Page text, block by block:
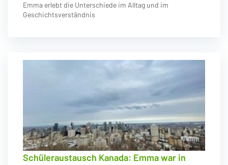
Emma erlebt die Unterschiede im Alltag und im
Geschichtsverständnis
Schüleraustausch Kanada: Emma war in